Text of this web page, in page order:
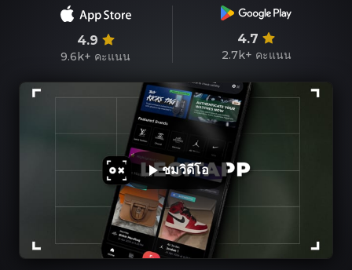
4.9
9.6k+ คะแนน
4.7
2.7k+ คะแนน
ชมวิดีโอ